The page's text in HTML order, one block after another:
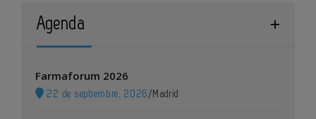
Agenda
Farmaforum 2026
22 de septiembre, 2026 / Madrid